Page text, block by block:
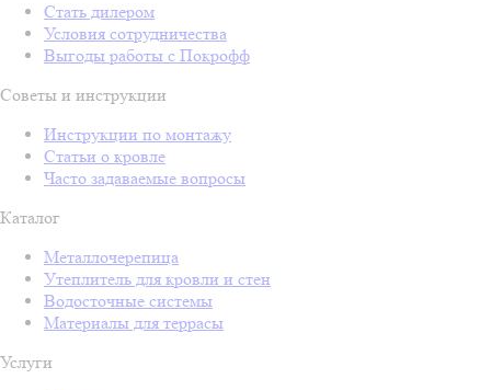
Стать дилером
Условия сотрудничества
Выгоды работы с Покрофф
Советы и инструкции
Инструкции по монтажу
Статьи о кровле
Часто задаваемые вопросы
Каталог
Металлочерепица
Утеплитель для кровли и стен
Водосточные системы
Материалы для террасы
Услуги